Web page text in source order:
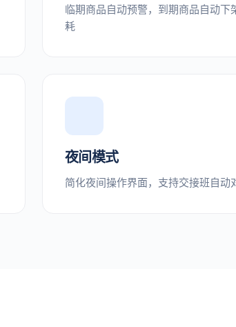
临期商品自动预警，到期商品自动下
耗
夜间模式
简化夜间操作界面，支持交接班自动